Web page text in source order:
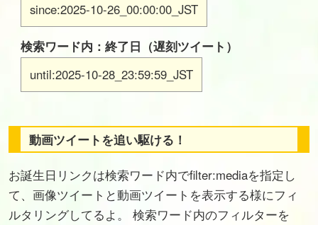
since:2025-10-26_00:00:00_JST
検索ワード内：終了日（遅刻ツイート）
until:2025-10-28_23:59:59_JST
動画ツイートを追い駆ける！
お誕生日リンクは検索ワード内でfilter:mediaを指定し
て、画像ツイートと動画ツイートを表示する様にフィ
ルタリングしてるよ。 検索ワード内のフィルターを